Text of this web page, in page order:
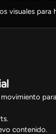
visuales para
para
contenido.